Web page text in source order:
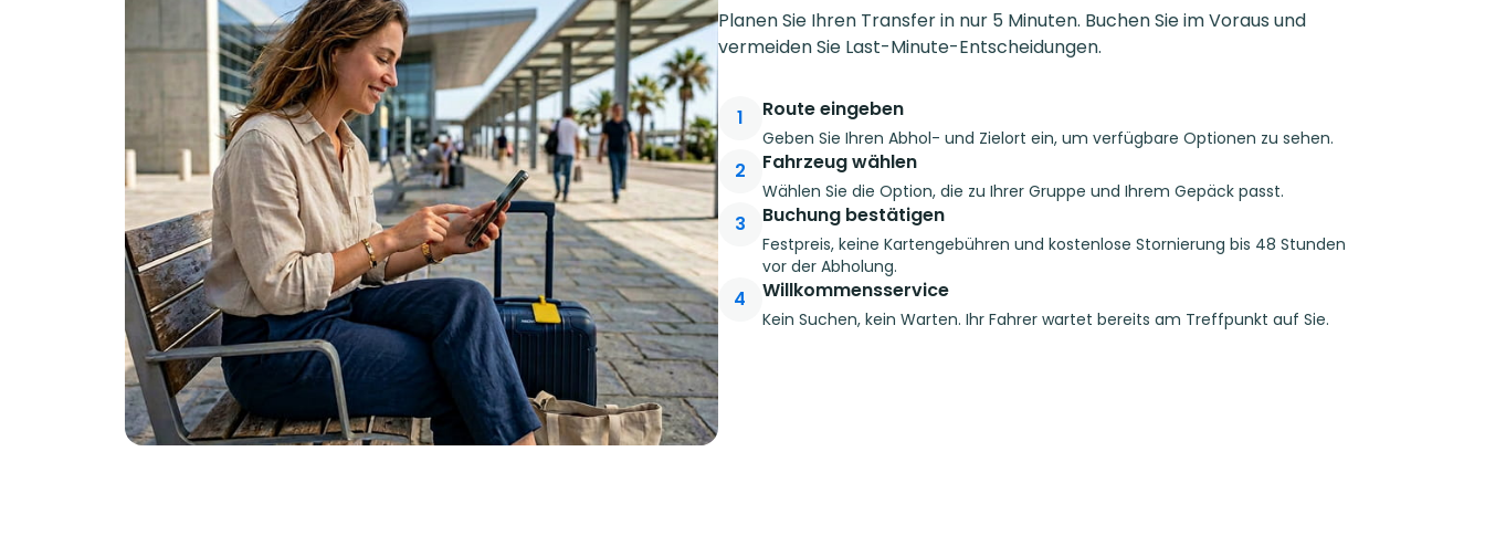
Planen Sie Ihren Transfer in nur 5 Minuten. Buchen Sie im Voraus und
vermeiden Sie Last-Minute-Entscheidungen.
1 Route eingeben
Geben Sie Ihren Abhol- und Zielort ein, um verfügbare Optionen zu sehen.
2 Fahrzeug wählen
Wählen Sie die Option, die zu Ihrer Gruppe und Ihrem Gepäck passt.
3 Buchung bestätigen
Festpreis, keine Kartengebühren und kostenlose Stornierung bis 48 Stunden
vor der Abholung.
4 Willkommensservice
Kein Suchen, kein Warten. Ihr Fahrer wartet bereits am Treffpunkt auf Sie.